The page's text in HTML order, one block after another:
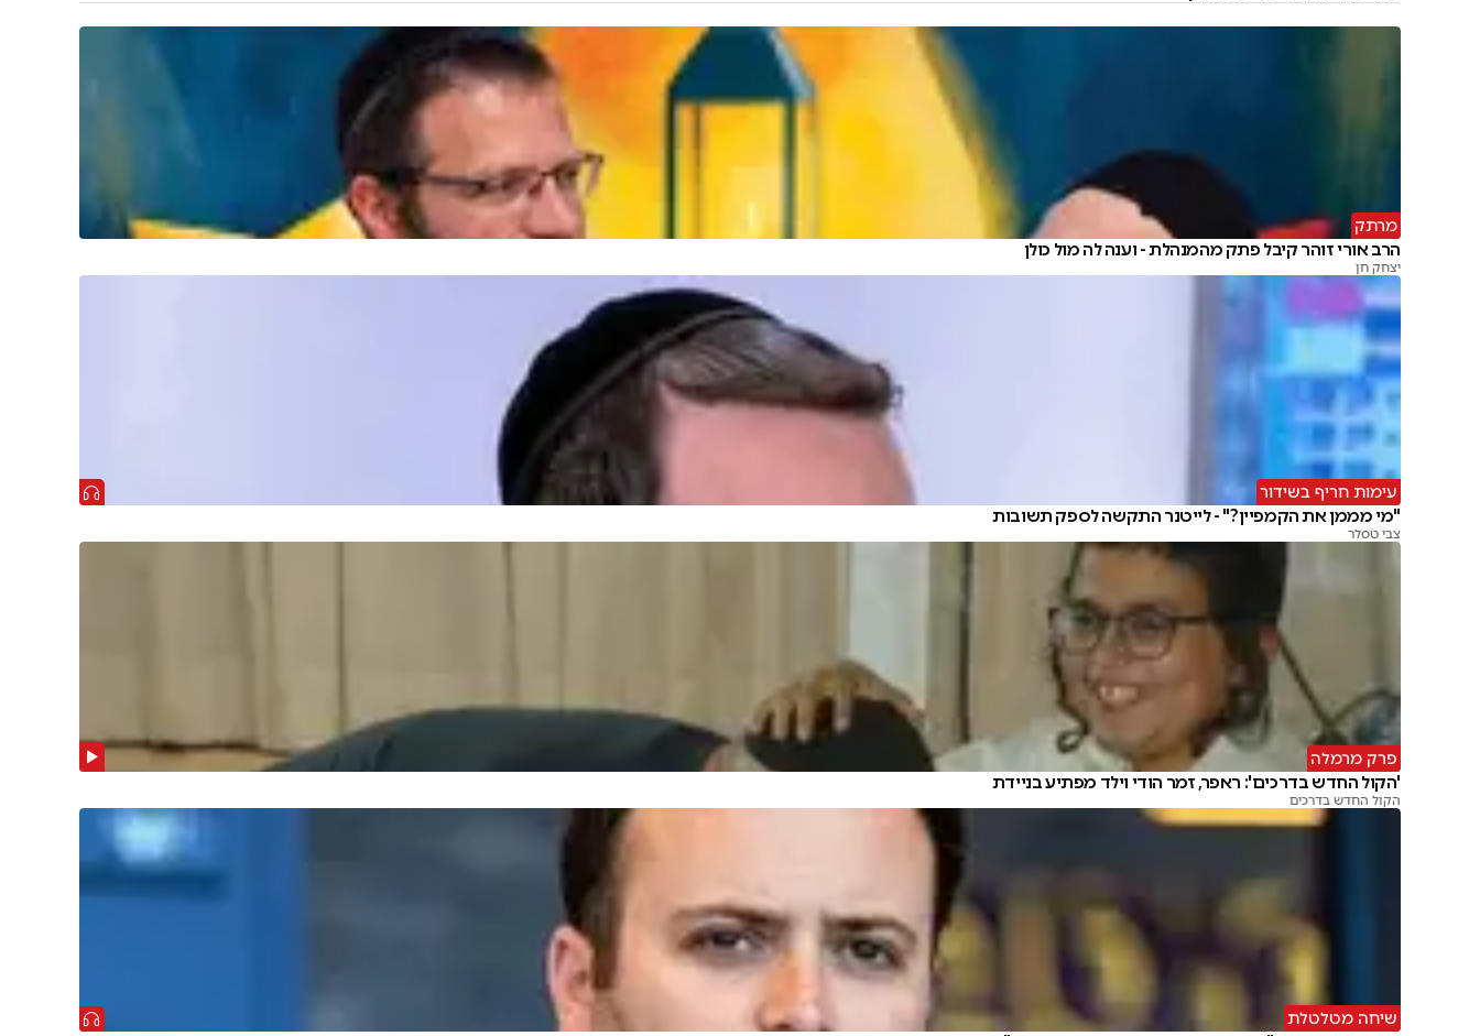
מרתק
הרב אורי זוהר קיבל פתק מהמנהלת - וענה לה מול כולן
יצחק חן
עימות חריף בשידור
"מי מממן את הקמפיין?" - לייטנר התקשה לספק תשובות
צבי טסלר
פרק מרמלה
'הקול החדש בדרכים': ראפר, זמר הודי וילד מפתיע בניידת
הקול החדש בדרכים
שיחה מטלטלת